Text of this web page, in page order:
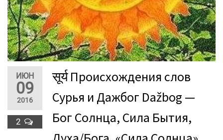
ИЮН
09
2016
2
सूर्य Происхождения слов
Сурья и Дажбог Dažbog —
Бог Солнца, Сила Бытия,